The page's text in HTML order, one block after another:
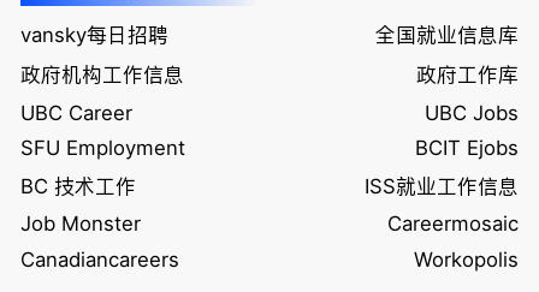
vansky每日招聘
全国就业信息库
政府机构工作信息
政府工作库
UBC Career
UBC Jobs
SFU Employment
BCIT Ejobs
BC 技术工作
ISS就业工作信息
Job Monster
Careermosaic
Canadiancareers
Workopolis